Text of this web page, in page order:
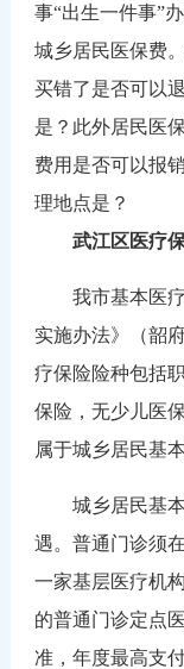
事“出生一件事”
城乡居民医保费
买错了是否可以
是？此外居民医
费用是否可以报
理地点是？
武江区医疗保
我市基本医疗
实施办法》（韶
疗保险险种包括
保险，无少儿医
属于城乡居民基
城乡居民基本
遇。普通门诊须
一家基层医疗机
的普通门诊定点
准，年度最高支